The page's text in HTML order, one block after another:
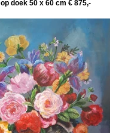
doek 50 x 60 cm € 875,-